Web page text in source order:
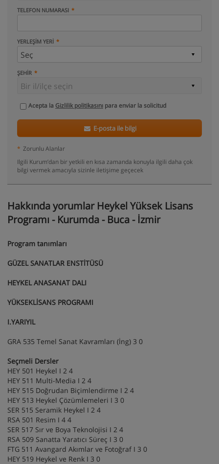
TELEFON NUMARASI
YERLEŞIM YERI
ŞEHIR
Acepta la Gizlilik politikasını para enviar la solicitud
E-posta ile bilgi
* Zorunlu Alanlar
Ilgili Kurum’dan bir yetkili en kısa zamanda konuyla ilgili daha çok
bilgi vermek amacıyla sizinle iletişime geçecek
Hakkında yorumlar Heykel Yüksek Lisans
Programı - Kurumda - Buca - İzmir
Program tanımları
GÜZEL SANATLAR ENSTİTÜSÜ
HEYKEL ANASANAT DALI
YÜKSEKLİSANS PROGRAMI
I.YARIYIL
GRA 535 Temel Sanat Kavramları (İng) 3 0
Seçmeli Dersler
HEY 501 Heykel I 2 4
HEY 511 Multi-Media I 2 4
HEY 515 Doğrudan Biçimlendirme I 2 4
HEY 513 Heykel Çözümlemeleri I 3 0
SER 515 Seramik Heykel I 2 4
RSA 501 Resim I 4 4
SER 517 Sır ve Boya Teknolojisi I 2 4
RSA 509 Sanatta Yaratıcı Süreç I 3 0
FTG 511 Avangard Akımlar ve Fotoğraf I 3 0
HEY 519 Heykel ve Renk I 3 0